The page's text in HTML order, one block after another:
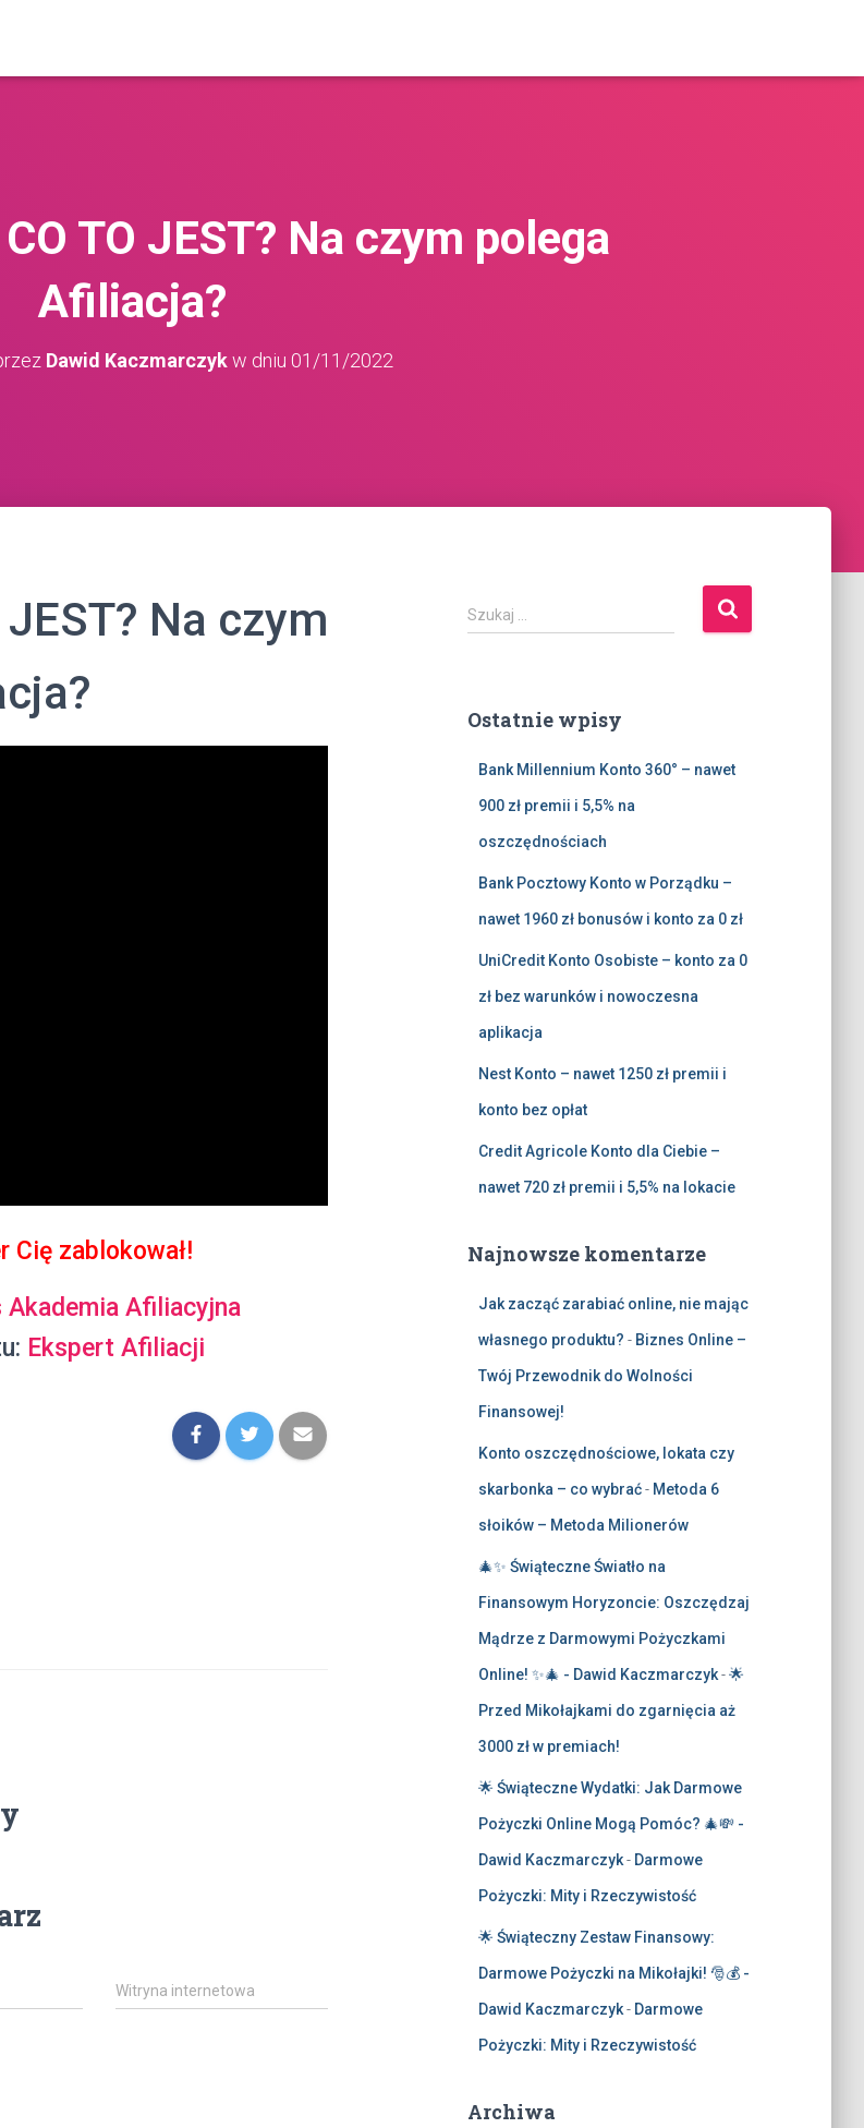
TO JEST? Na czym polega
Afiliacja?
Dawid Kaczmarczykw dniu 01/11/2022
Na czym
Cię zablokował!
Akademia Afiliacyjna
Ekspert Afiliacji
Witryna internetowa
S
z
j
Szukaj …
Ostatnie wpisy
Bank Millennium Konto 360° – nawet
900 zł premii i 5,5% na
oszczędnościach
Bank Pocztowy Konto w Porządku –
nawet 1960 zł bonusów i konto za 0 zł
UniCredit Konto Osobiste – konto za 0
zł bez warunków i nowoczesna
aplikacja
Nest Konto – nawet 1250 zł premii i
konto bez opłat
Credit Agricole Konto dla Ciebie –
nawet 720 zł premii i 5,5% na lokacie
Najnowsze komentarze
Jak zacząć zarabiać online, nie mając
własnego produktu? - Biznes Online –
Twój Przewodnik do Wolności
Finansowej!
Konto oszczędnościowe, lokata czy
skarbonka – co wybrać- Metoda 6
słoików – Metoda Milionerów
🎄✨ Świąteczne Światło na
Finansowym Horyzoncie: Oszczędzaj
Mądrze z Darmowymi Pożyczkami
Online! ✨🎄 - Dawid Kaczmarczyk-🌟
Przed Mikołajkami do zgarnięcia aż
3000 zł w premiach!
🌟 Świąteczne Wydatki: Jak Darmowe
Pożyczki Online Mogą Pomóc? 🎄💸 -
Dawid Kaczmarczyk- Darmowe
Pożyczki: Mity i Rzeczywistość
🌟 Świąteczny Zestaw Finansowy:
Darmowe Pożyczki na Mikołajki! 🎅💰 -
Dawid Kaczmarczyk- Darmowe
Pożyczki: Mity i Rzeczywistość
Archiwa